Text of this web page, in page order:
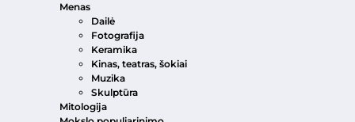
Menas
Dailė
Fotografija
Keramika
Kinas, teatras, šokiai
Muzika
Skulptūra
Mitologija